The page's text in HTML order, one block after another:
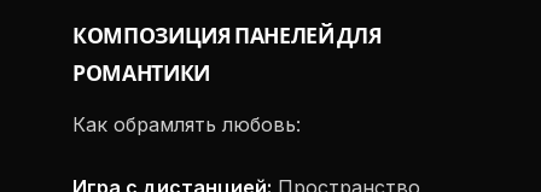
КОМПОЗИЦИЯ ПАНЕЛЕЙ ДЛЯ
РОМАНТИКИ
Как обрамлять любовь:
Игра с дистанцией: Пространство